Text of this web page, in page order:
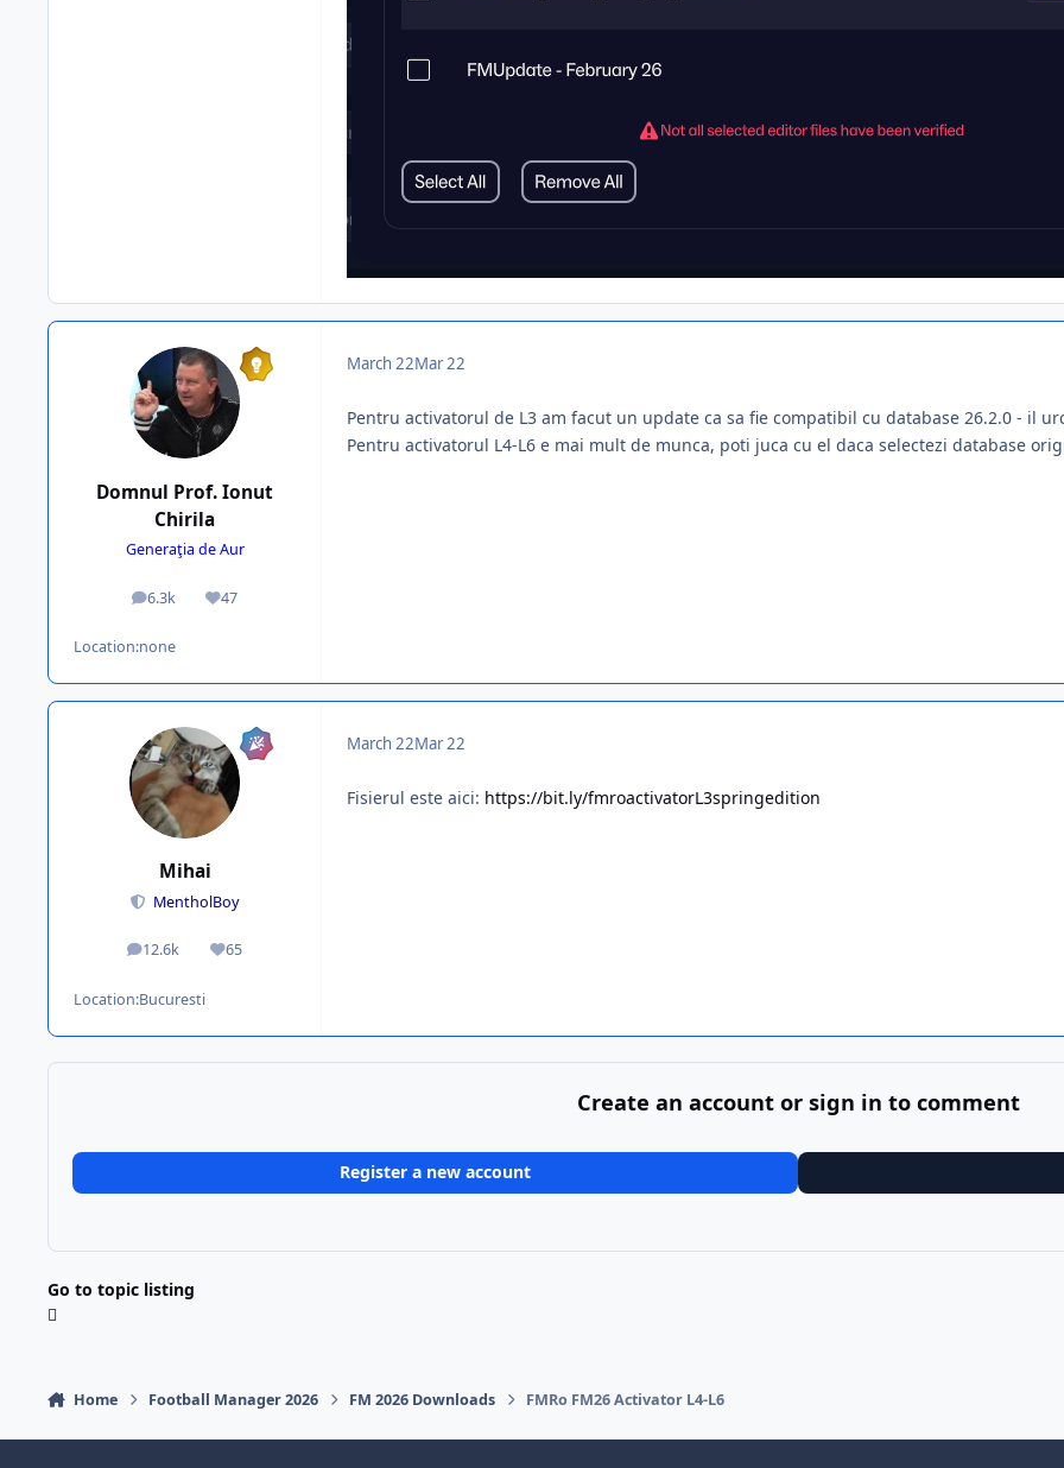
Domnul Prof. Ionut
Chirila
Generaţia de Aur
6.3k
posts 47
Reputation
Location:none
March 22Mar 22
Pentru activatorul de L3 am facut un update ca sa fie compatibil cu database 26.2.0 - il
Pentru activatorul L4-L6 e mai mult de munca, poti juca cu el daca selectezi database
Mihai
MentholBoy
12.6k
posts 65
Reputation
Location:Bucuresti
March 22Mar 22
Fisierul este aici: https://bit.ly/fmroactivatorL3springedition
Create an account or sign in to comment
Register a new account
Go to topic listing
Home Football Manager 2026 FM 2026 Downloads FMRo FM26 Activator L4-L6